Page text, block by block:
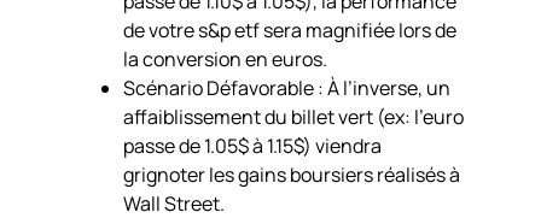
de votre s&p etf sera magnifiée lors de
la conversion en euros.
Scénario Défavorable : À l’inverse, un
affaiblissement du billet vert (ex: l’euro
passe de 1.05$ à 1.15$) viendra
grignoter les gains boursiers réalisés à
Wall Street.